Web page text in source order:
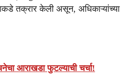
तक्रार केली असून, अधिकाऱ्यांच्या
आराखडा फुटल्याची चर्चा!